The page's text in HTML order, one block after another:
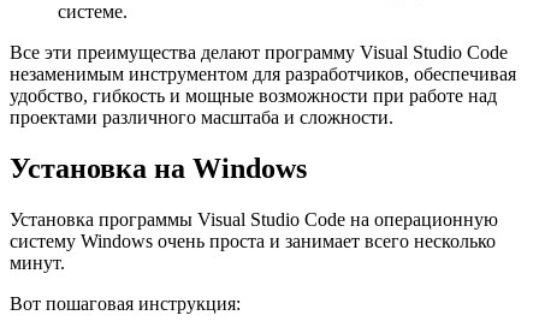
системе.
Все эти преимущества делают программу Visual Studio Code
незаменимым инструментом для разработчиков, обеспечивая
удобство, гибкость и мощные возможности при работе над
проектами различного масштаба и сложности.
Установка на Windows
Установка программы Visual Studio Code на операционную
систему Windows очень проста и занимает всего несколько
минут.
Вот пошаговая инструкция: